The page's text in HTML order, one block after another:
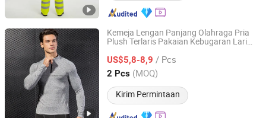
Kemeja Lengan Panjang Olahraga Pria
Plush Terlaris Pakaian Kebugaran Lari
US$5,8-8,9 / Pcs
2 Pcs (MOQ)
Kirim Permintaan
Xiamen Junmao Technology Co., LTD
Fujian, China Harga mulai 2022